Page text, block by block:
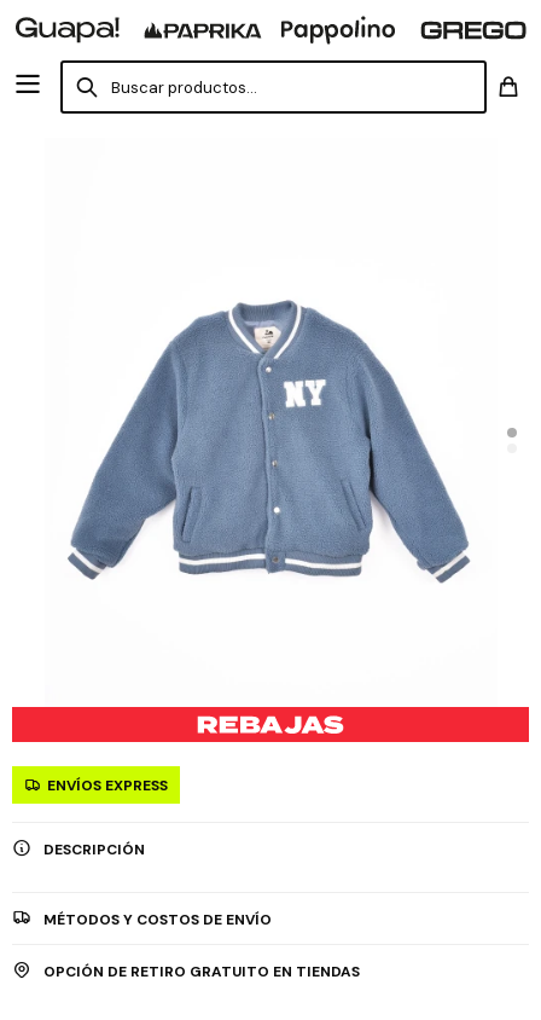
ENVÍOS EXPRESS
DESCRIPCIÓN
MÉTODOS Y COSTOS DE ENVÍO
OPCIÓN DE RETIRO GRATUITO EN TIENDAS